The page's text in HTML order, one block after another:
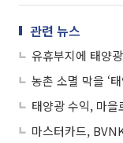
관련 뉴스